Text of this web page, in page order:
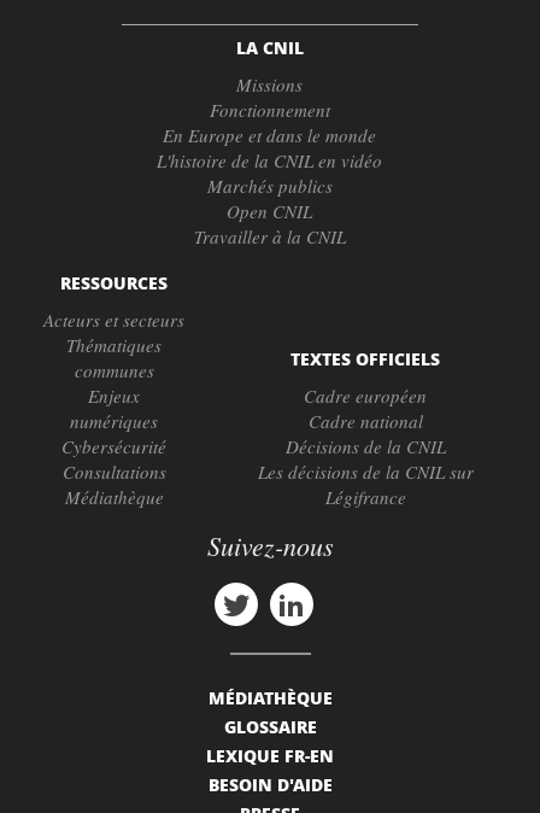
LA CNIL
Missions
Fonctionnement
En Europe et dans le monde
L'histoire de la CNIL en vidéo
Marchés publics
Open CNIL
Travailler à la CNIL
RESSOURCES
Acteurs et secteurs
Thématiques
communes
Enjeux
numériques
Cybersécurité
Consultations
Médiathèque
TEXTES OFFICIELS
Cadre européen
Cadre national
Décisions de la CNIL
Les décisions de la CNIL sur
Légifrance
Suivez-nous
MÉDIATHÈQUE
GLOSSAIRE
LEXIQUE FR-EN
BESOIN D'AIDE